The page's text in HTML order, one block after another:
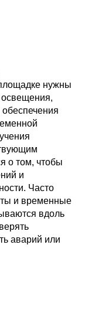
нужны
освещения,
о том, чтобы
и
Часто
и временные
вдоль
аварий или